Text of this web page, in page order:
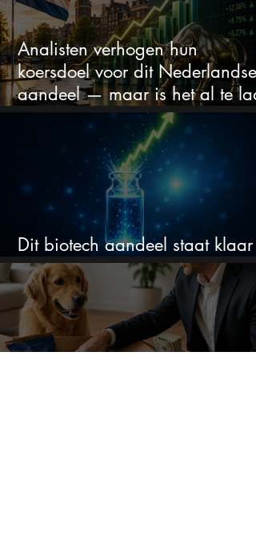
Analisten verhogen hun
koersdoel voor dit Nederlandse
aandeel — maar is het al te laat
om in te stappen?
Dit biotech aandeel staat klaar
voor een flinke rally